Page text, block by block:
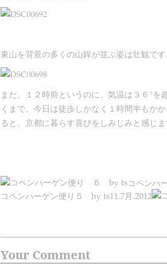
東山を背景の多くの山鉾が並ぶ姿は壮観です
まだ、１２時前というのに、気温は３６°
くまで、今日は徒歩しかなく１時間半もか
ると、京都に暮らす喜びをしみじみと感じ
コペン
コペンハーゲン便り５ by ts11.7月.2012
Your Comment